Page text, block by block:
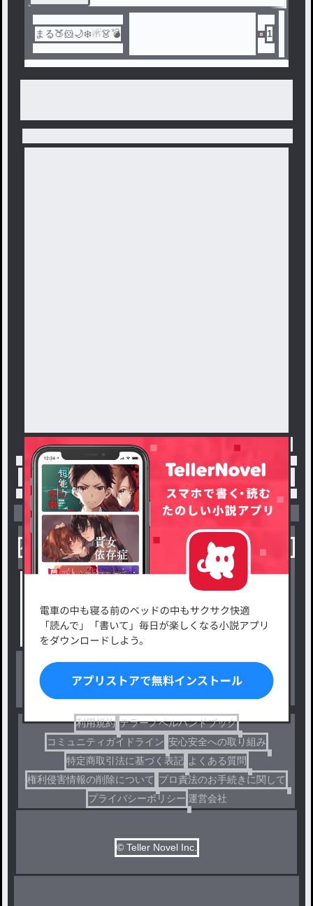
まる🍑🐹🌙❄️☃👗💣 1
トップ 「#見て！！」の人気小説・夢小説一覧
小説を探す
小説コンテスト応募・公募
出版・メディアミックス作品
ジャンルから探す
恋愛・ロマンス
ファンタジー・異世界・SF
ドラマ
利用規約 テラーノベルハンドブック
コミュニティガイドライン 安心安全への取り組み
特定商取引法に基づく表記 よくある質問
権利侵害情報の削除について プロ責法のお手続きに関して
プライバシーポリシー 運営会社
© Teller Novel Inc.